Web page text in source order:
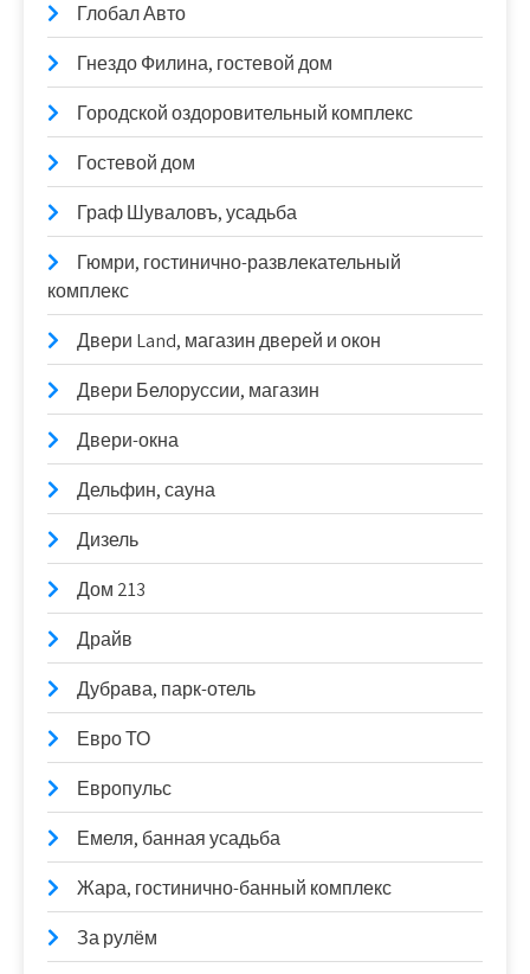
Глобал Авто
Гнездо Филина, гостевой дом
Городской оздоровительный комплекс
Гостевой дом
Граф Шуваловъ, усадьба
Гюмри, гостинично-развлекательный
комплекс
Двери Land, магазин дверей и окон
Двери Белоруссии, магазин
Двери-окна
Дельфин, сауна
Дизель
Дом 213
Драйв
Дубрава, парк-отель
Евро ТО
Европульс
Емеля, банная усадьба
Жара, гостинично-банный комплекс
За рулём